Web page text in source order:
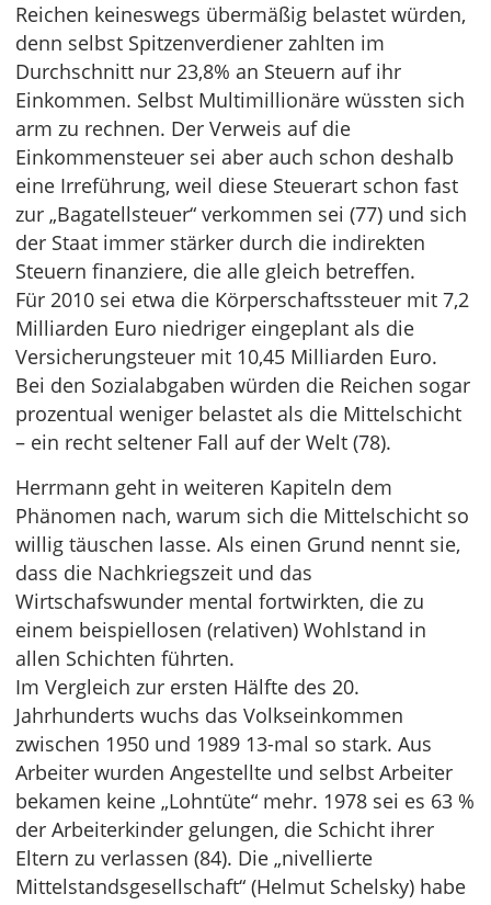
Reichen keineswegs übermäßig belastet würden,
denn selbst Spitzenverdiener zahlten im
Durchschnitt nur 23,8% an Steuern auf ihr
Einkommen. Selbst Multimillionäre wüssten sich
arm zu rechnen. Der Verweis auf die
Einkommensteuer sei aber auch schon deshalb
eine Irreführung, weil diese Steuerart schon fast
zur „Bagatellsteuer“ verkommen sei (77) und sich
der Staat immer stärker durch die indirekten
Steuern finanziere, die alle gleich betreffen.
Für 2010 sei etwa die Körperschaftssteuer mit 7,2
Milliarden Euro niedriger eingeplant als die
Versicherungsteuer mit 10,45 Milliarden Euro.
Bei den Sozialabgaben würden die Reichen sogar
prozentual weniger belastet als die Mittelschicht
– ein recht seltener Fall auf der Welt (78).
Herrmann geht in weiteren Kapiteln dem
Phänomen nach, warum sich die Mittelschicht so
willig täuschen lasse. Als einen Grund nennt sie,
dass die Nachkriegszeit und das
Wirtschafswunder mental fortwirkten, die zu
einem beispiellosen (relativen) Wohlstand in
allen Schichten führten.
Im Vergleich zur ersten Hälfte des 20.
Jahrhunderts wuchs das Volkseinkommen
zwischen 1950 und 1989 13-mal so stark. Aus
Arbeiter wurden Angestellte und selbst Arbeiter
bekamen keine „Lohntüte“ mehr. 1978 sei es 63 %
der Arbeiterkinder gelungen, die Schicht ihrer
Eltern zu verlassen (84). Die „nivellierte
Mittelstandsgesellschaft“ (Helmut Schelsky) habe